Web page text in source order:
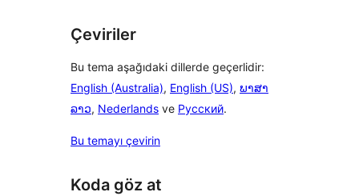
Çeviriler
Bu tema aşağıdaki dillerde geçerlidir:
English (Australia), English (US), ພາສາ
ລາວ, Nederlands ve Русский.
Bu temayı çevirin
Koda göz at